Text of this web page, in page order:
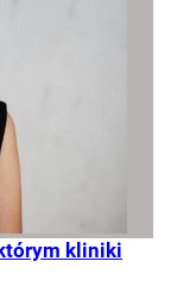
kliniki